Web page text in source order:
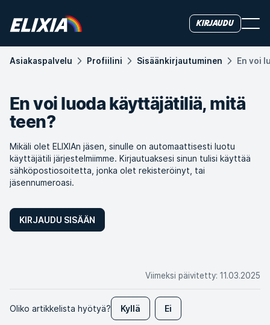
Kirjaudu
Asiakas­palvelu Profiilini Sisäänkirjautuminen En voi
En voi luoda käyttäjätiliä, mitä
teen?
Mikäli olet ELIXIAn jäsen, sinulle on automaattisesti luotu
käyttäjätili järjestelmiimme. Kirjautuaksesi sinun tulisi käyttää
sähköpostiosoitetta, jonka olet rekisteröinyt, tai
jäsennumeroasi.
KIRJAUDU SISÄÄN
Viimeksi päivitetty: 11.03.2025
Oliko artikkelista hyötyä? Kyllä Ei